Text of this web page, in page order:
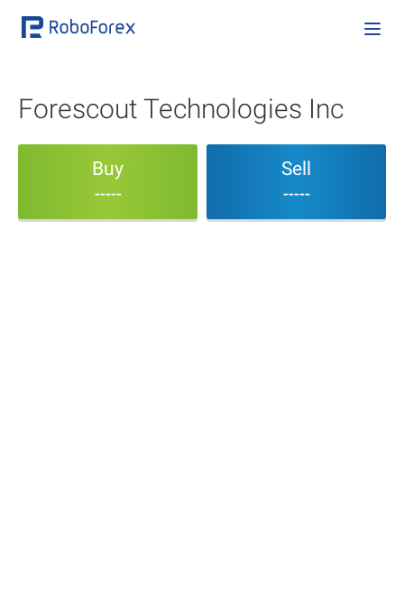
Forescout Technologies Inc
Buy
-----
Sell
-----